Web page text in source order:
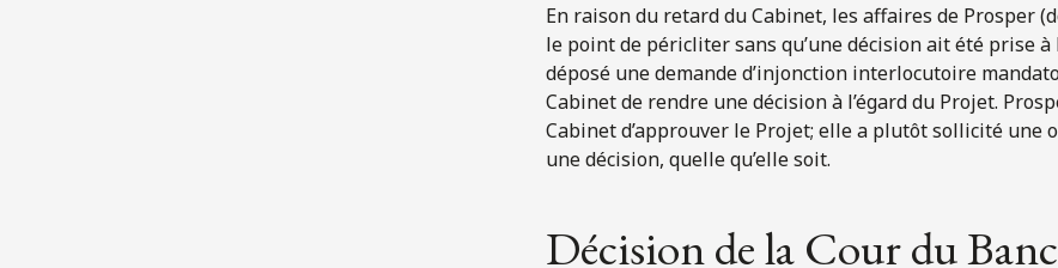
En raison du retard du Cabinet, les affaires de Prosper
le point de péricliter sans qu’une décision ait été prise à
déposé une demande d’injonction interlocutoire
Cabinet de rendre une décision à l’égard du Projet.
Cabinet d’approuver le Projet; elle a plutôt sollicité une
une décision, quelle qu’elle soit.
Décision de la Cour du